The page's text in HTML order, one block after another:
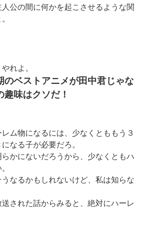
公の間に何かを起こさせるような関
れよ。
のベストアニメが田中君じゃな
味はクソだ！
ム物になるには、少なくとももう３
なる子が必要だろ。
かにないだろうから、少なくともハ
なるかもしれないけど、私は知らな
された話からみると、絶対にハーレ